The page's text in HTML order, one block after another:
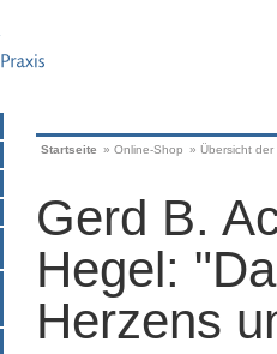
Startseite » Online-Shop » Übersicht
Gerd B.
Hegel:
Herzens